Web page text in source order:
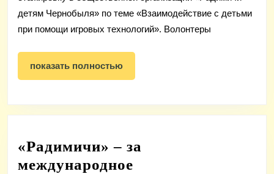
общественной
организации
«Радимичи
–
Чернобыля»
детям Чернобыля» по теме «Взаимодействие с детьми
при помощи игровых технологий». Волонтеры
показать полностьюпоказать
полностью
«Радимичи» – за
международное